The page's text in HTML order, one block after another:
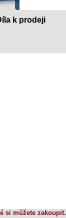
k prodeji
si můžete zakoupit.